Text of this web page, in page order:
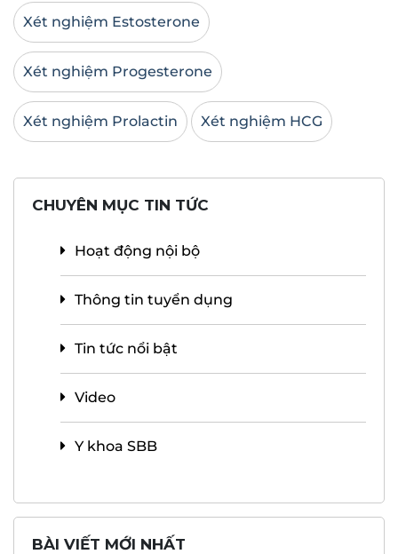
Xét nghiệm Estosterone
Xét nghiệm Progesterone
Xét nghiệm Prolactin Xét nghiệm HCG
CHUYÊN MỤC TIN TỨC
Hoạt động nội bộ
Thông tin tuyển dụng
Tin tức nổi bật
Video
Y khoa SBB
BÀI VIẾT MỚI NHẤT